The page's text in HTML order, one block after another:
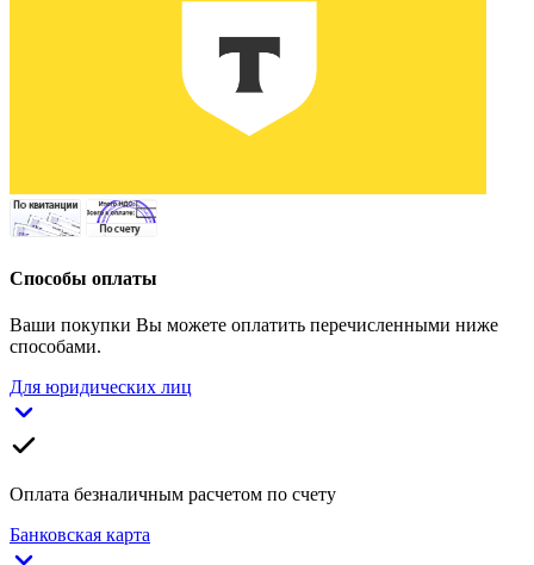
Способы оплаты
Ваши покупки Вы можете оплатить перечисленными ниже
способами.
Для юридических лиц
Оплата безналичным расчетом по счету
Банковская карта